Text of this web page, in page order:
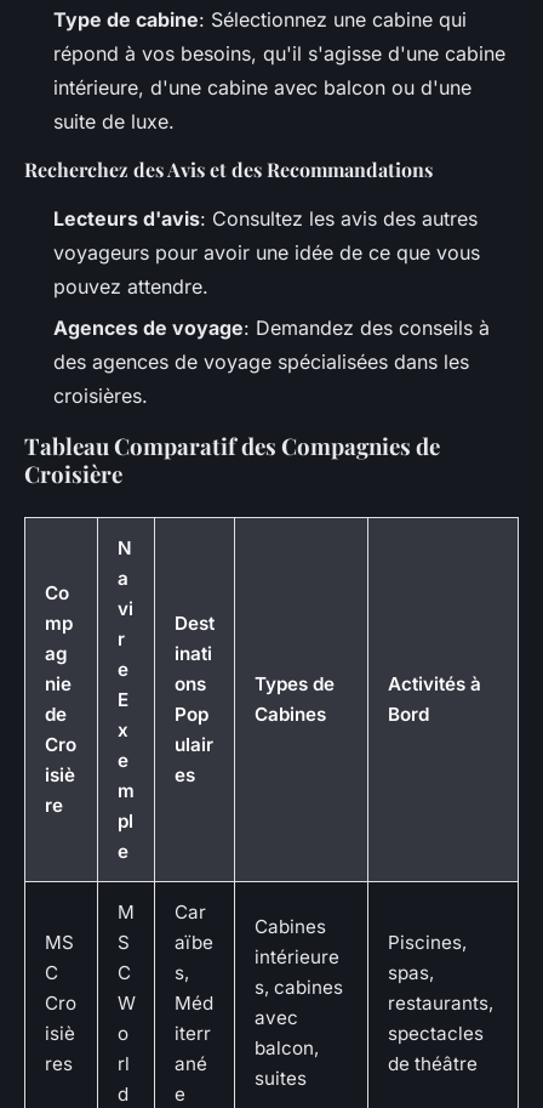
Type de cabine: Sélectionnez une cabine qui
répond à vos besoins, qu'il s'agisse d'une cabine
intérieure, d'une cabine avec balcon ou d'une
suite de luxe.
Recherchez des Avis et des Recommandations
Lecteurs d'avis: Consultez les avis des autres
voyageurs pour avoir une idée de ce que vous
pouvez attendre.
Agences de voyage: Demandez des conseils à
des agences de voyage spécialisées dans les
croisières.
Tableau Comparatif des Compagnies de
Croisière
Co
mp
ag
nie
de
Cro
isiè
re
N
a
vi
r
e
E
x
e
m
pl
e
Dest
inati
ons
Pop
ulair
es
Types de
Cabines
Activités à
Bord
MS
C
Cro
isiè
res
M
S
C
W
o
rl
d
Car
aïbe
s,
Méd
iterr
ané
e
Cabines
intérieure
s, cabines
avec
balcon,
suites
Piscines,
spas,
restaurants,
spectacles
de théâtre